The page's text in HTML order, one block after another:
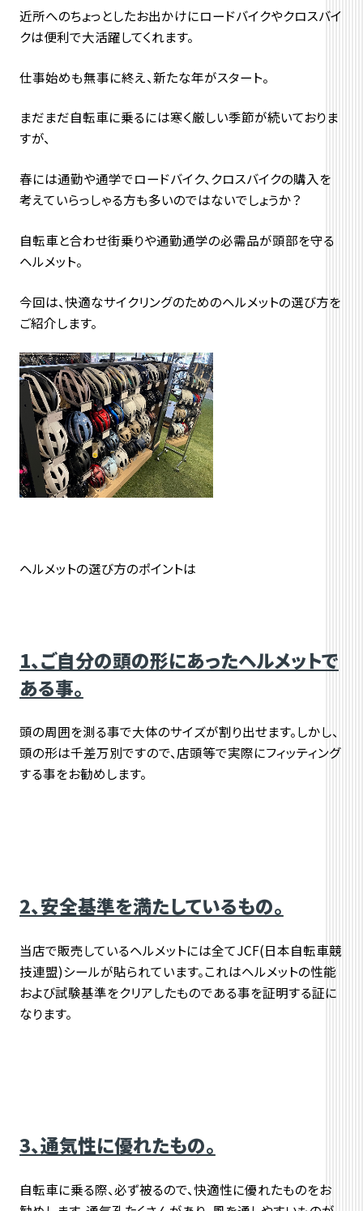
近所へのちょっとしたお出かけにロードバイクやクロスバイ
クは便利で大活躍してくれます。
仕事始めも無事に終え、新たな年がスタート。
まだまだ自転車に乗るには寒く厳しい季節が続いておりま
すが、
春には通勤や通学でロードバイク、クロスバイクの購入を
考えていらっしゃる方も多いのではないでしょうか？
自転車と合わせ街乗りや通勤通学の必需品が頭部を守る
ヘルメット。
今回は、快適なサイクリングのためのヘルメットの選び方を
ご紹介します。
ヘルメットの選び方のポイントは
1、ご自分の頭の形にあったヘルメットで
ある事。
頭の周囲を測る事で大体のサイズが割り出せます。しかし、
頭の形は千差万別ですので、店頭等で実際にフィッティング
する事をお勧めします。
2、安全基準を満たしているもの。
当店で販売しているヘルメットには全てJCF(日本自転車競
技連盟)シールが貼られています。これはヘルメットの性能
および試験基準をクリアしたものである事を証明する証に
なります。
3、通気性に優れたもの。
自転車に乗る際、必ず被るので、快適性に優れたものをお